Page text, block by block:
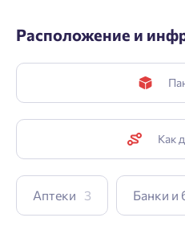
Расположение и
Как
Аптеки 3 Банки и